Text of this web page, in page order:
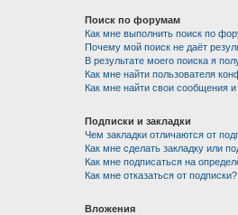
Поиск по форумам
Как мне выполнить поиск по
Почему мой поиск не даёт
В результате моего поиска я
Как мне найти пользователя
Как мне найти свои сообщения
Подписки и закладки
Чем закладки отличаются от
Как мне сделать закладку или
Как мне подписаться на
Как мне отказаться от подписки?
Вложения